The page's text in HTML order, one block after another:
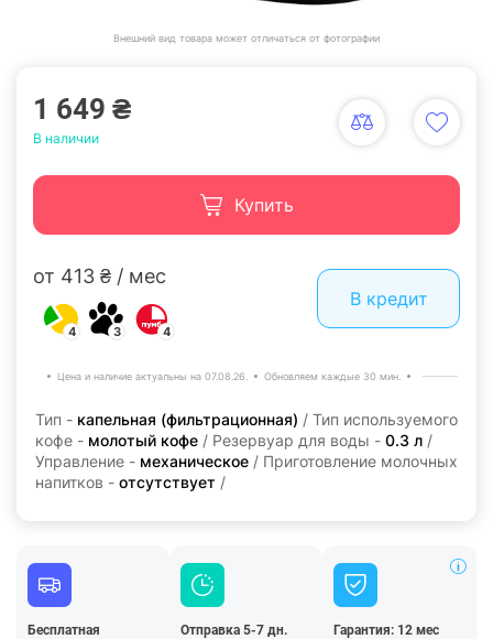
Внешний вид товара может отличаться от фотографии
1 649 ₴
В наличии
Купить
от 413 ₴ / мес
4 3 4
В кредит
Цена и наличие актуальны на 07.08.26. Обновляем каждые 30 мин.
Тип - капельная (фильтрационная) / Тип используемого
кофе - молотый кофе / Резервуар для воды - 0.3 л /
Управление - механическое / Приготовление молочных
напитков - отсутствует /
Бесплатная
Отправка 5-7 дн. Гарантия: 12 мес